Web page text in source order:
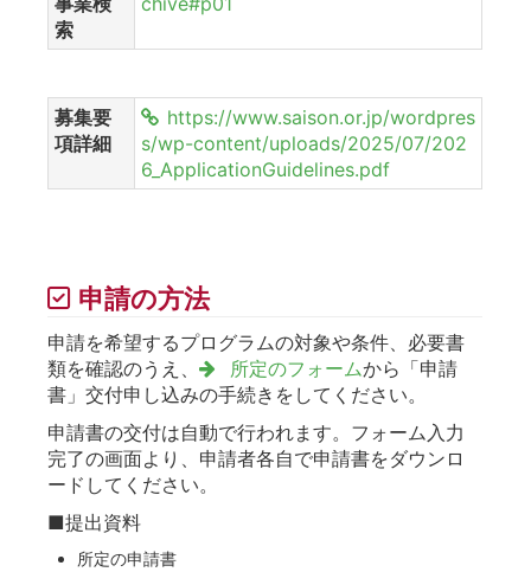
索
募集要
項詳細
https://www.saison.or.jp/wordpres
s/wp-content/uploads/2025/07/202
6_ApplicationGuidelines.pdf
申請の方法
申請を希望するプログラムの対象や条件、必要書
類を確認のうえ、
所定のフォームから「申請
書」交付申し込みの手続きをしてください。
申請書の交付は自動で行われます。フォーム入力
完了の画面より、申請者各自で申請書をダウンロ
ードしてください。
■提出資料
所定の申請書